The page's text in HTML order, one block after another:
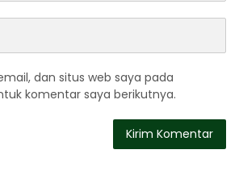
dan situs web saya pada
komentar saya berikutnya.